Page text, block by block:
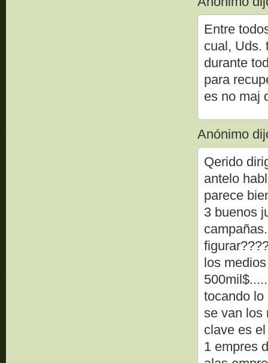
Entre
cual, Uds.
durante
para
es no maj
Anónimo
Qerido
antelo
parece
3 buenos
los
tocando lo
se van los
clave es
1 empres